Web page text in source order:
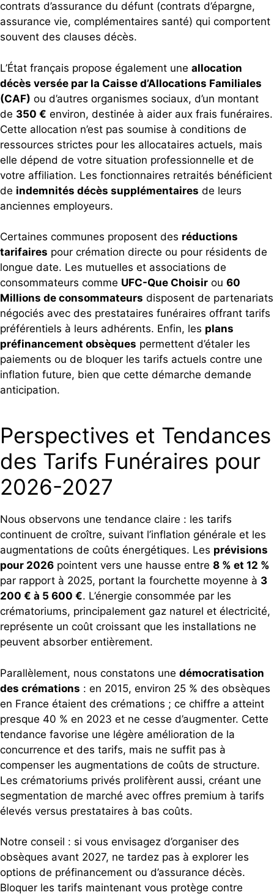
contrats d’assurance du défunt (contrats d’épargne,
assurance vie, complémentaires santé) qui comportent
souvent des clauses décès.
L’État français propose également une allocation
décès versée par la Caisse d’Allocations Familiales
(CAF) ou d’autres organismes sociaux, d’un montant
de 350 € environ, destinée à aider aux frais funéraires.
Cette allocation n’est pas soumise à conditions de
ressources strictes pour les allocataires actuels, mais
elle dépend de votre situation professionnelle et de
votre affiliation. Les fonctionnaires retraités bénéficient
de indemnités décès supplémentaires de leurs
anciennes employeurs.
Certaines communes proposent des réductions
tarifaires pour crémation directe ou pour résidents de
longue date. Les mutuelles et associations de
consommateurs comme UFC-Que Choisir ou 60
Millions de consommateurs disposent de partenariats
négociés avec des prestataires funéraires offrant tarifs
préférentiels à leurs adhérents. Enfin, les plans
préfinancement obsèques permettent d’étaler les
paiements ou de bloquer les tarifs actuels contre une
inflation future, bien que cette démarche demande
anticipation.
Perspectives et Tendances
des Tarifs Funéraires pour
2026-2027
Nous observons une tendance claire : les tarifs
continuent de croître, suivant l’inflation générale et les
augmentations de coûts énergétiques. Les prévisions
pour 2026 pointent vers une hausse entre 8 % et 12 %
par rapport à 2025, portant la fourchette moyenne à 3
200 € à 5 600 €. L’énergie consommée par les
crématoriums, principalement gaz naturel et électricité,
représente un coût croissant que les installations ne
peuvent absorber entièrement.
Parallèlement, nous constatons une démocratisation
des crémations : en 2015, environ 25 % des obsèques
en France étaient des crémations ; ce chiffre a atteint
presque 40 % en 2023 et ne cesse d’augmenter. Cette
tendance favorise une légère amélioration de la
concurrence et des tarifs, mais ne suffit pas à
compenser les augmentations de coûts de structure.
Les crématoriums privés prolifèrent aussi, créant une
segmentation de marché avec offres premium à tarifs
élevés versus prestataires à bas coûts.
Notre conseil : si vous envisagez d’organiser des
obsèques avant 2027, ne tardez pas à explorer les
options de préfinancement ou d’assurance décès.
Bloquer les tarifs maintenant vous protège contre